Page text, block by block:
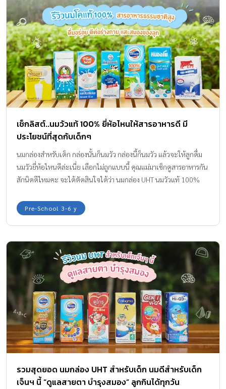
เช็กลิสต์..นมวัวแท้ 100% ยี่ห้อไหนให้สารอาหารดี มี
ประโยชน์ที่สุดกับเด็กๆ
นมกล่องสำหรับเด็ก กล่องนั้นก็นมวัว กล่องนี้ก็นมวัว แล้วจะให้ลูกดื่ม
นมวัวยี่ห้อไหนดีล่ะเนี่ย เลือกไม่ถูกแบบนี้ คุณแม่มาเช็กดูสารอาหารกัน
สักนิดดีไหมคะ จะได้ตัดสินใจได้ว่า นมกล่อง UHT นมวัวแท้ 100%
เติบโตดีสมวัยค่ะ
Pre-School 3-6 y
รวมสุดยอด นมกล่อง UHT สำหรับเด็ก นมดีสำหรับเด็ก
เจ็นฯ นี้ “ดูแลสายตา บำรุงสมอง” ลูกกินได้ทุกวัน